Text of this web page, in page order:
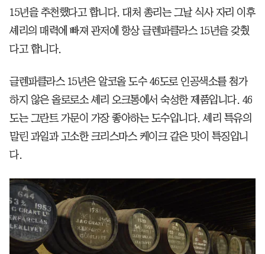
15년을 추천했다고 합니다. 대처 총리는 그날 식사 자리 이후
셰리의 매력에 빠져 관저에 항상 글렌파클라스 15년을 갖췄
다고 합니다.
글렌파클라스 15년은 알코올 도수 46도로 인공색소를 첨가
하지 않은 올로로소 셰리 오크통에서 숙성한 제품입니다. 46
도는 그란트 가문이 가장 좋아하는 도수입니다. 셰리 특유의
말린 과일과 고소한 크리스마스 케이크 같은 맛이 특징입니
다.